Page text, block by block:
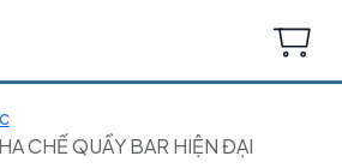
CHẾ QUẦY BAR HIỆN ĐẠI